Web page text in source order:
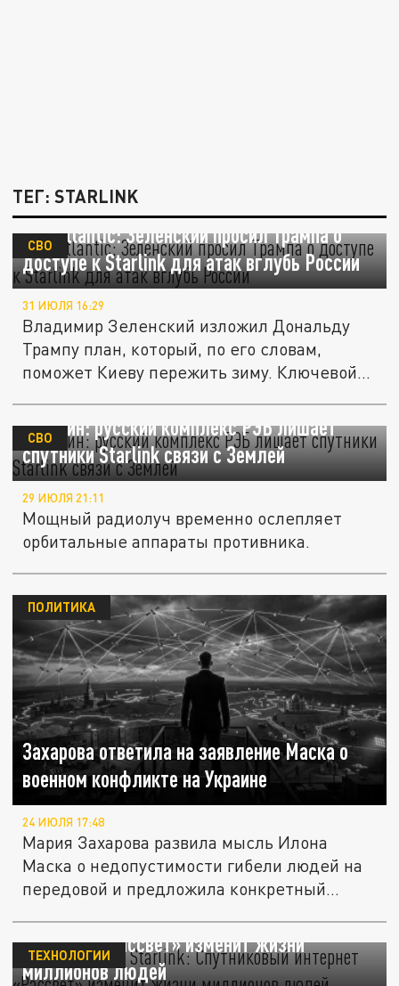
ТЕГ: STARLINK
The Atlantic: Зеленский просил Трампа о
доступе к Starlink для атак вглубь России
СВО
31 ИЮЛЯ 16:29
Владимир Зеленский изложил Дональду
Трампу план, который, по его словам,
поможет Киеву пережить зиму. Ключевой...
Кузякин: русский комплекс РЭБ лишает
спутники Starlink связи с Землей
СВО
29 ИЮЛЯ 21:11
Мощный радиолуч временно ослепляет
орбитальные аппараты противника.
Захарова ответила на заявление Маска о
военном конфликте на Украине
ПОЛИТИКА
24 ИЮЛЯ 17:48
Мария Захарова развила мысль Илона
Маска о недопустимости гибели людей на
передовой и предложила конкретный...
Русский ответ Starlink: Спутниковый
интернет «Рассвет» изменит жизни
миллионов людей
ТЕХНОЛОГИИ